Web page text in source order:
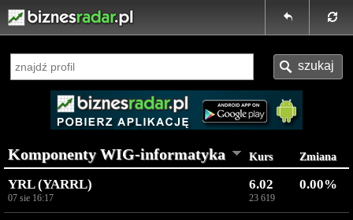
Komponenty WIG-informatyka Kurs Zmiana
YRL (YARRL)
07 sie 16:17
6.02
23 619
0.00%